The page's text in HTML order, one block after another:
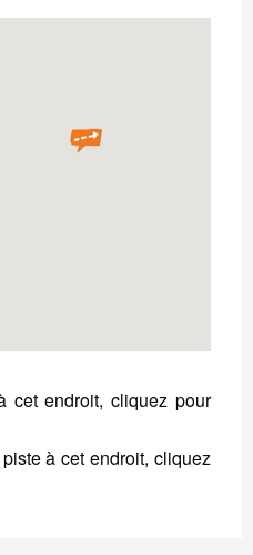
cet endroit, cliquez pour
à cet endroit, cliquez